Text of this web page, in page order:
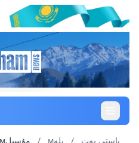
باستى بەت / بلەм /